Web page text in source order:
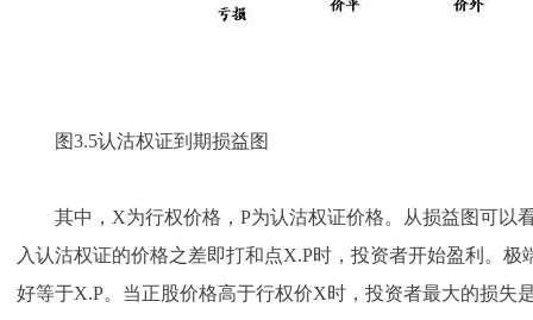
图3.5认沽权证到期损益图
其中，X为行权价格，P为认沽权证价格。从损益图可以
入认沽权证的价格之差即打和点X.P时，投资者开始盈利。
好等于X.P。当正股价格高于行权价X时，投资者最大的损失